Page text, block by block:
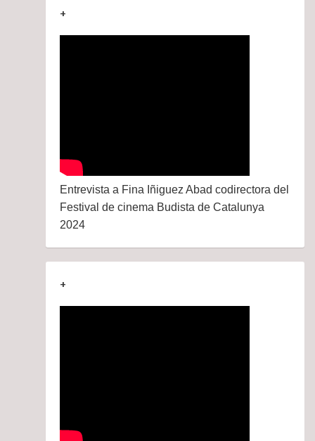
+
Entrevista a Fina Iñiguez Abad codirectora del
Festival de cinema Budista de Catalunya
2024
+